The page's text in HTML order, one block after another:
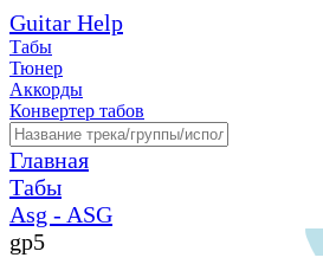
Guitar Help
Табы
Тюнер
Аккорды
Конвертер табов
Главная
Табы
Asg - ASG
gp5